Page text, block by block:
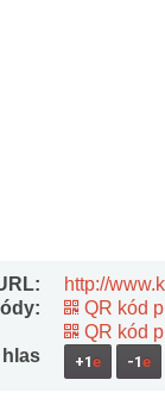
http://
QR kód
QR kód
hlas
+1e -1e